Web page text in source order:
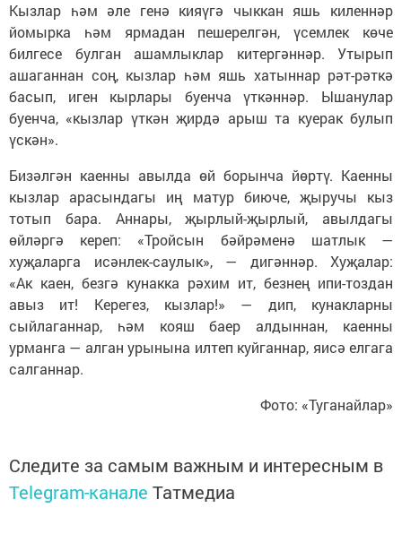
Кызлар һәм әле генә кияүгә чыккан яшь киленнәр
йомырка һәм ярмадан пешерелгән, үсемлек көче
билгесе булган ашамлыклар китергәннәр. Утырып
ашаганнан соң, кызлар һәм яшь хатыннар рәт-рәткә
басып, иген кырлары буенча үткәннәр. Ышанулар
буенча, «кызлар үткән җирдә арыш та куерак булып
үскән».
Бизәлгән каенны авылда өй борынча йөртү. Каенны
кызлар арасындагы иң матур биюче, җыручы кыз
тотып бара. Аннары, җырлый-җырлый, авылдагы
өйләргә кереп: «Тройсын бәйрәменә шатлык —
хуҗаларга исәнлек-саулык», — дигәннәр. Хуҗалар:
«Ак каен, безгә кунакка рәхим ит, безнең ипи-тоздан
авыз ит! Керегез, кызлар!» — дип, кунакларны
сыйлаганнар, һәм кояш баер алдыннан, каенны
урманга — алган урынына илтеп куйганнар, яисә елгага
салганнар.
Фото: «Туганайлар»
Следите за самым важным и интересным в
Telegram-канале Татмедиа